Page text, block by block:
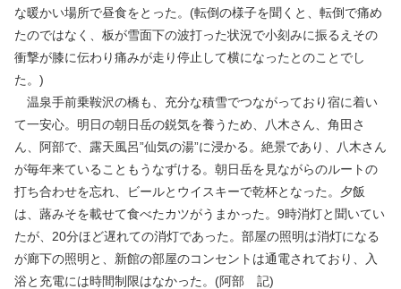
な暖かい場所で昼食をとった。(転倒の様子を聞くと、転倒で痛め
たのではなく、板が雪面下の波打った状況で小刻みに振るえその
衝撃が膝に伝わり痛みが走り停止して横になったとのことでし
た。)
温泉手前乗鞍沢の橋も、充分な積雪でつながっており宿に着い
て一安心。明日の朝日岳の鋭気を養うため、八木さん、角田さ
ん、阿部で、露天風呂”仙気の湯”に浸かる。絶景であり、八木さん
が毎年来ていることもうなずける。朝日岳を見ながらのルートの
打ち合わせを忘れ、ビールとウイスキーで乾杯となった。夕飯
は、蕗みそを載せて食べたカツがうまかった。9時消灯と聞いてい
たが、20分ほど遅れての消灯であった。部屋の照明は消灯になる
が廊下の照明と、新館の部屋のコンセントは通電されており、入
浴と充電には時間制限はなかった。(阿部 記)